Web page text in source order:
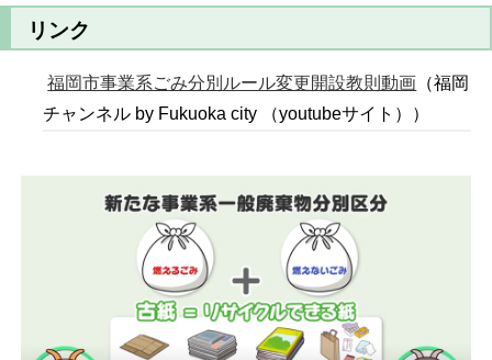
リンク
福岡市事業系ごみ分別ルール変更開設教則動画 （福岡
チャンネル by Fukuoka city （youtubeサイト））